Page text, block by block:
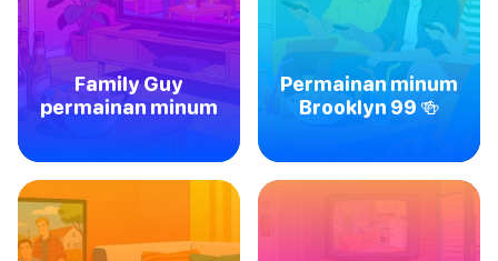
Family Guy
permainan minum
Permainan minum
Brooklyn 99 🍻